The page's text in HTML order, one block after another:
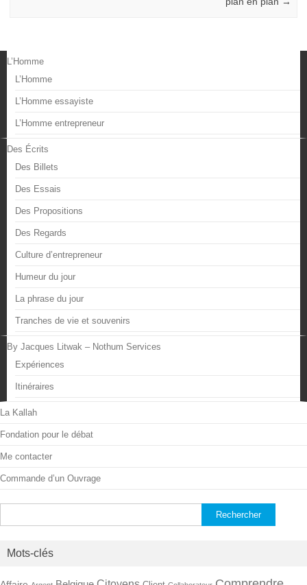
L’Homme
L’Homme
L’Homme essayiste
L’Homme entrepreneur
Des Écrits
Des Billets
Des Essais
Des Propositions
Des Regards
Culture d’entrepreneur
Humeur du jour
La phrase du jour
Tranches de vie et souvenirs
By Jacques Litwak – Nothum Services
Expériences
Itinéraires
La Kallah
Fondation pour le débat
Me contacter
Commande d’un Ouvrage
Mots-clés